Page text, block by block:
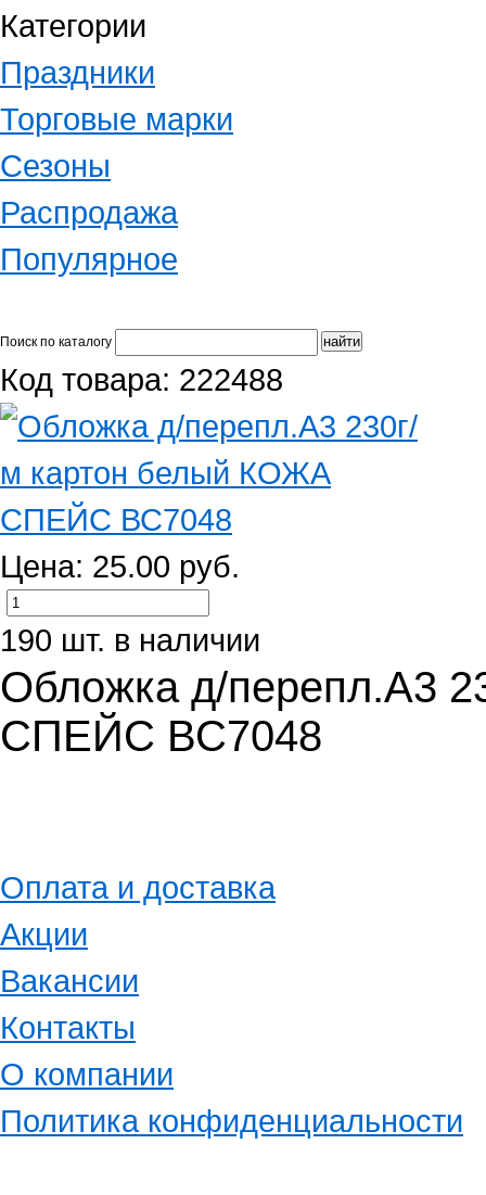
Категории
Праздники
Торговые марки
Сезоны
Распродажа
Популярное
Поиск по каталогу
Код товара: 222488
Цена: 25.00 руб.
190 шт. в наличии
Обложка д/перепл.А3
СПЕЙС ВС7048
Оплата и доставка
Акции
Вакансии
Контакты
О компании
Политика конфиденциальности